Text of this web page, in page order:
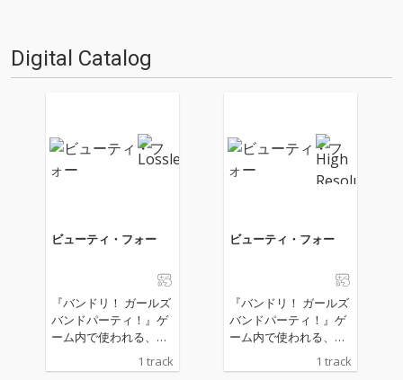
Digital Catalog
ビューティ・フォー
『バンドリ！ ガールズ
バンドパーティ！』ゲ
ーム内で使われる、ヒ
るMorfonicaのオリジ
1 track
ビューティ・フォー
『バンドリ！ ガールズ
バンドパーティ！』ゲ
ーム内で使われる、ヒ
トリエ書き下ろしによ
るMorfonicaのオリジ
1 track